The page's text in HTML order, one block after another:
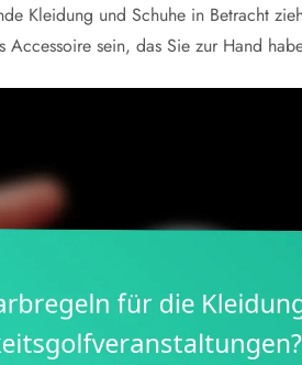
Kleidung und Schuhe in Betracht
Accessoire sein, das Sie zur Hand